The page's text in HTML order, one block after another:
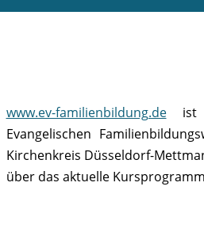
www.ev-familienbildung.deist
Evangelischen
Kirchenkreis Düsseldorf-
über das aktuelle